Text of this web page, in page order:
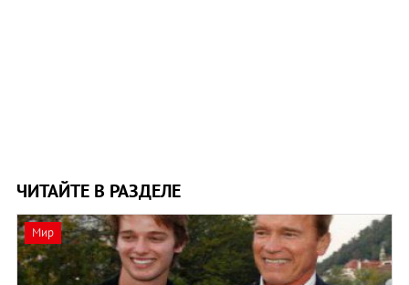
ЧИТАЙТЕ В РАЗДЕЛЕ
Мир